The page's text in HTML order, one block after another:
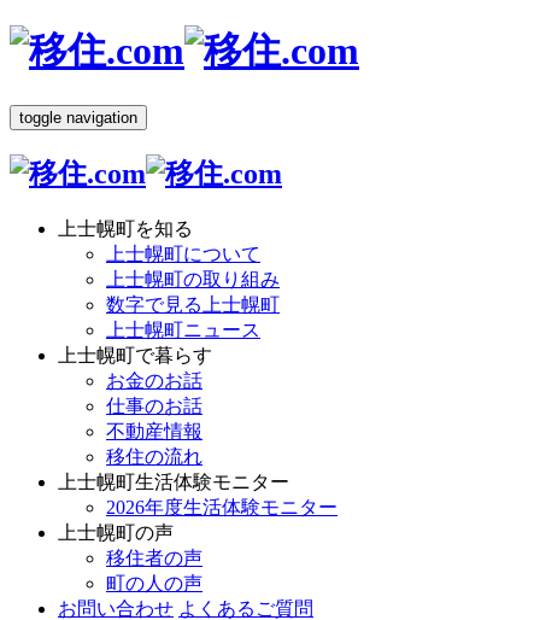
toggle navigation
上士幌町を知る
上士幌町について
上士幌町の取り組み
数字で見る上士幌町
上士幌町ニュース
上士幌町で暮らす
お金のお話
仕事のお話
不動産情報
移住の流れ
上士幌町生活体験モニター
2026年度生活体験モニター
上士幌町の声
移住者の声
町の人の声
お問い合わせ よくあるご質問